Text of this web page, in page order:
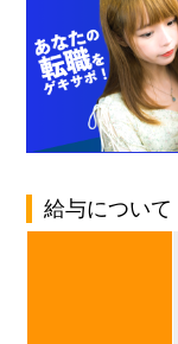
給与について